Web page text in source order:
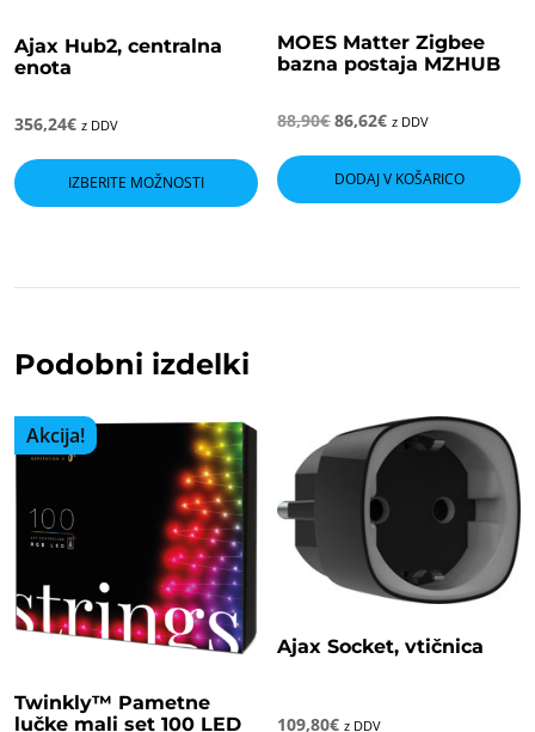
Ajax Hub2, centralna
enota
356,24€ z DDV
IZBERITE MOŽNOSTI
izdelek
ima
lahko
MOES Matter Zigbee
bazna postaja MZHUB
88,90€ Izvirna
cena
je
bila:
88,90€.
86,62€Trenutna
cena
je:
86,62€.
z DDV
DODAJ V KOŠARICO
Podobni izdelki
Akcija!
Twinkly™ Pametne
lučke mali set 100 LED
Ajax Socket, vtičnica
109,80€ z DDV